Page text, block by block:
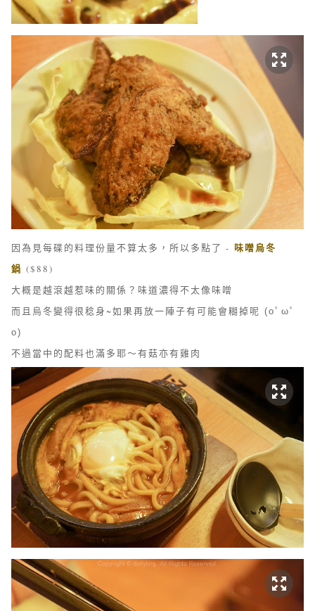
因為見每碟的料理份量不算太多，所以多點了 - 味噌烏冬
鍋 ($88)
大概是越滾越惹味的關係？味道濃得不太像味噌
而且烏冬變得很稔身~如果再放一陣子有可能會糊掉呢 (oﾟωﾟ
o)
不過當中的配料也滿多耶～有菇亦有雞肉